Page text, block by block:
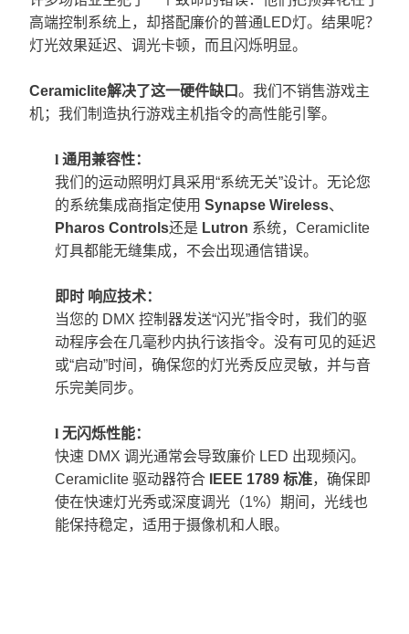
高端控制系统上，却搭配廉价的普通LED灯。结果呢？
灯光效果延迟、调光卡顿，而且闪烁明显。
Ceramiclite解决了这一硬件缺口。我们不销售游戏主
机；我们制造执行游戏主机指令的高性能引擎。
l 通用兼容性：
我们的运动照明灯具采用“系统无关”设计。无论您
的系统集成商指定使用 Synapse Wireless、
Pharos Controls还是 Lutron 系统，Ceramiclite
灯具都能无缝集成，不会出现通信错误。
即时 响应技术：
当您的 DMX 控制器发送“闪光”指令时，我们的驱
动程序会在几毫秒内执行该指令。没有可见的延迟
或“启动”时间，确保您的灯光秀反应灵敏，并与音
乐完美同步。
l 无闪烁性能：
快速 DMX 调光通常会导致廉价 LED 出现频闪。
Ceramiclite 驱动器符合
IEEE 1789 标准，确保即
使在快速灯光秀或深度调光（1%）期间，光线也
能保持稳定，适用于摄像机和人眼。